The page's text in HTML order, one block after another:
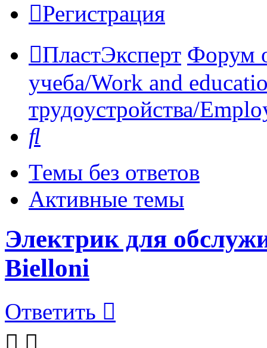
Регистрация
ПластЭксперт Форум
учеба/Work and
трудоустройства/
Темы без ответов
Активные темы
Электрик для
Bielloni
Ответить